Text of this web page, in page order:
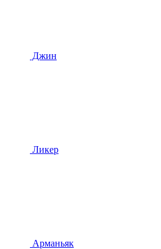
Джин
Ликер
Арманьяк